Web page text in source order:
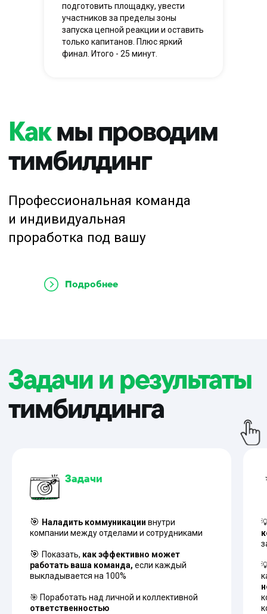
подготовить площадку, увести
участников за пределы зоны
запуска цепной реакции и оставить
только капитанов. Плюс яркий
финал. Итого - 25 минут.
Подробнее
Задачи
🎯 Наладить коммуникации внутри
компании между отделами и сотрудниками
🎯 Показать, как эффективно может
работать ваша команда, если каждый
выкладывается на 100%
🎯 Поработать над личной и коллективной
ответственностью